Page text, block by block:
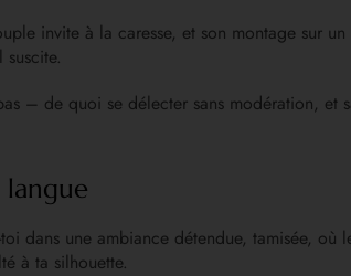
invite à la caresse, et son montage sur
– de quoi se délecter sans modération,
langue
dans une ambiance détendue, tamisée,
à ta silhouette.